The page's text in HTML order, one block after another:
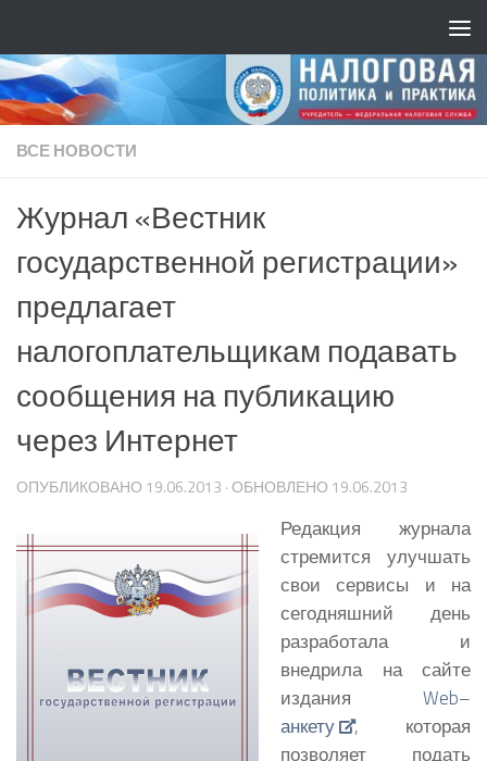
ВСЕ НОВОСТИ
Журнал «Вестник
государственной регистрации»
предлагает
налогоплательщикам подавать
сообщения на публикацию
через Интернет
ОПУБЛИКОВАНО 19.06.2013 · ОБНОВЛЕНО 19.06.2013
Редакция журнала
стремится улучшать
свои сервисы и на
сегодняшний день
разработала и
внедрила на сайте
издания Web–
анкету
, которая
позволяет подать